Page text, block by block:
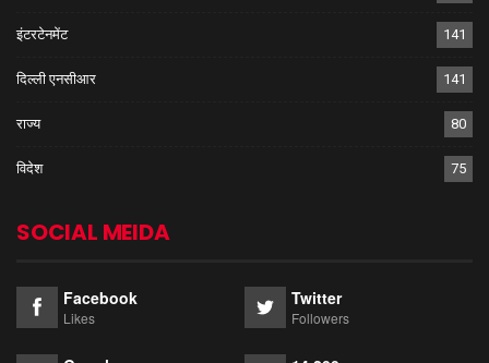
इंटरटेनमेंट 141
दिल्ली एनसीआर 141
राज्य 80
विदेश 75
SOCIAL MEIDA
Facebook
Likes
Twitter
Followers